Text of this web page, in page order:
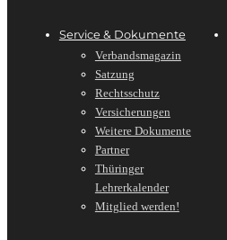
Service & Dokumente
Verbandsmagazin
Satzung
Rechtsschutz
Versicherungen
Weitere Dokumente
Partner
Thüringer
Lehrerkalender
Mitglied werden!